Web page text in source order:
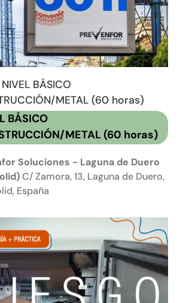
NIVEL BÁSICO
METAL (60 horas)
BÁSICO
METAL (60 horas)
Soluciones - Laguna de Duero
C/ Zamora, 13, Laguna de Duero,
España